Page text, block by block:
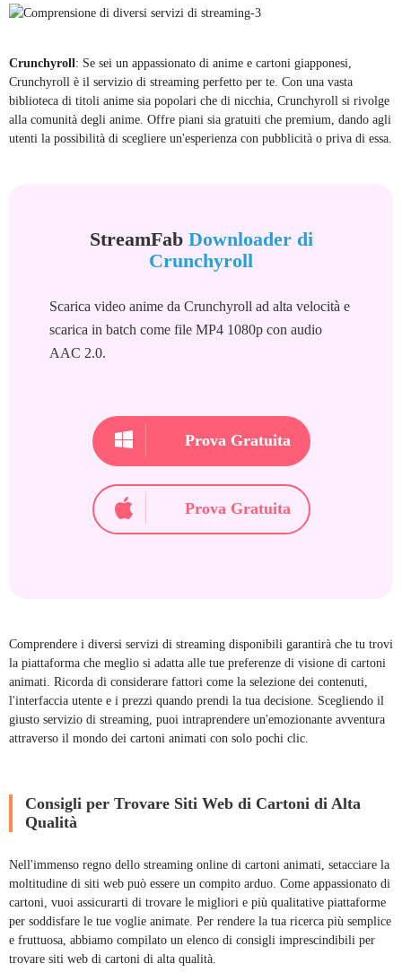
Crunchyroll: Se sei un appassionato di anime e cartoni giapponesi,
Crunchyroll è il servizio di streaming perfetto per te. Con una vasta
biblioteca di titoli anime sia popolari che di nicchia, Crunchyroll si rivolge
alla comunità degli anime. Offre piani sia gratuiti che premium, dando agli
utenti la possibilità di scegliere un'esperienza con pubblicità o priva di essa.
StreamFab Downloader di
Crunchyroll
Scarica video anime da Crunchyroll ad alta velocità e
scarica in batch come file MP4 1080p con audio
AAC 2.0.
Prova Gratuita
Prova Gratuita
Comprendere i diversi servizi di streaming disponibili garantirà che tu trovi
la piattaforma che meglio si adatta alle tue preferenze di visione di cartoni
animati. Ricorda di considerare fattori come la selezione dei contenuti,
l'interfaccia utente e i prezzi quando prendi la tua decisione. Scegliendo il
giusto servizio di streaming, puoi intraprendere un'emozionante avventura
attraverso il mondo dei cartoni animati con solo pochi clic.
Consigli per Trovare Siti Web di Cartoni di Alta
Qualità
Nell'immenso regno dello streaming online di cartoni animati, setacciare la
moltitudine di siti web può essere un compito arduo. Come appassionato di
cartoni, vuoi assicurarti di trovare le migliori e più qualitative piattaforme
per soddisfare le tue voglie animate. Per rendere la tua ricerca più semplice
e fruttuosa, abbiamo compilato un elenco di consigli imprescindibili per
trovare siti web di cartoni di alta qualità.